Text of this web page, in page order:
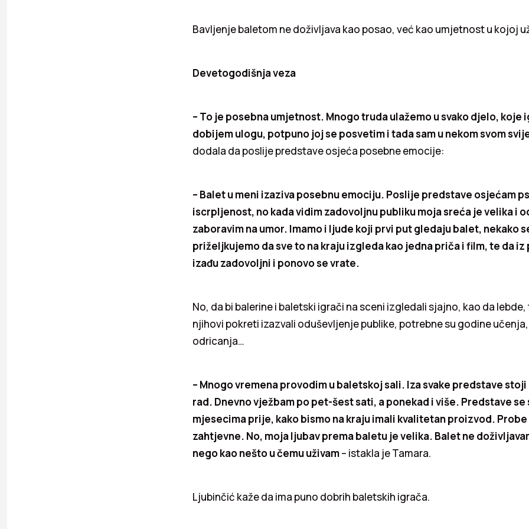
Bavljenje baletom ne doživljava kao posao, već kao umjetnost u kojoj
Devetogodišnja veza
– To je posebna umjetnost. Mnogo truda ulažemo u svako djelo, koje
dobijem ulogu, potpuno joj se posvetim i tada sam u nekom svom
dodala da poslije predstave osjeća posebne emocije:
– Balet u meni izaziva posebnu emociju. Poslije predstave osjećam
iscrpljenost, no kada vidim zadovoljnu publiku moja sreća je velika i
zaboravim na umor. Imamo i ljude koji prvi put gledaju balet, nekako
priželjkujemo da sve to na kraju izgleda kao jedna priča i film, te da
izađu zadovoljni i ponovo se vrate.
No, da bi balerine i baletski igrači na sceni izgledali sjajno, kao da lebde,
njihovi pokreti izazvali oduševljenje publike, potrebne su godine
odricanja…
– Mnogo vremena provodim u baletskoj sali. Iza svake predstave
rad. Dnevno vježbam po pet-šest sati, a ponekad i više. Predstave
mjesecima prije, kako bismo na kraju imali kvalitetan proizvod.
zahtjevne. No, moja ljubav prema baletu je velika. Balet ne
nego kao nešto u čemu uživam– istakla je Tamara.
Ljubinčić kaže da ima puno dobrih baletskih igrača.